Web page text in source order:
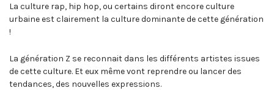
La culture rap, hip hop, ou certains diront encore culture
urbaine est clairement la culture dominante de cette génération
!
La génération Z se reconnait dans les différents artistes issues
de cette culture. Et eux même vont reprendre ou lancer des
tendances, des nouvelles expressions.